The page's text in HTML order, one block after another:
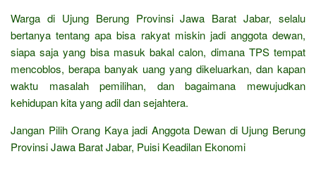
Warga di Ujung Berung Provinsi Jawa Barat Jabar, selalu
bertanya tentang apa bisa rakyat miskin jadi anggota dewan,
siapa saja yang bisa masuk bakal calon, dimana TPS tempat
mencoblos, berapa banyak uang yang dikeluarkan, dan kapan
waktu masalah pemilihan, dan bagaimana mewujudkan
kehidupan kita yang adil dan sejahtera.
Jangan Pilih Orang Kaya jadi Anggota Dewan di Ujung Berung
Provinsi Jawa Barat Jabar, Puisi Keadilan Ekonomi